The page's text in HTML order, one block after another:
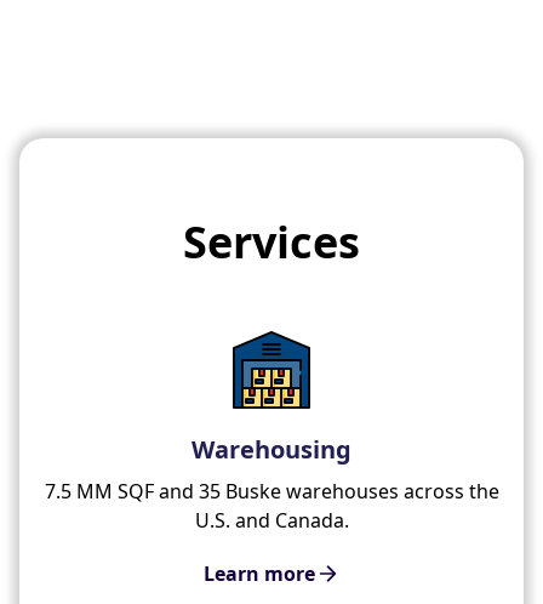
Services
Warehousing
7.5 MM SQF and 35 Buske warehouses across the
U.S. and Canada.
Learn more